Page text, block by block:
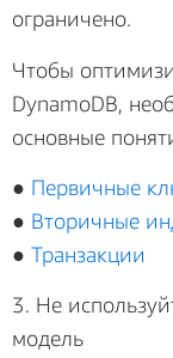
ограничено.
Чтобы
DynamoDB,
основные
● Первичные
● Вторичные
● Транзакции
3. Не
модель